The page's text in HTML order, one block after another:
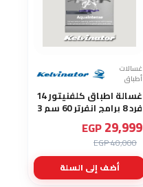
غسالات
أطباق
غسالة اطباق كلفنيتور 14
فرد 8 برامج انفرتر 60 سم 3
رفوف 5 رشاش باب فتح
تلقائي ستانلس ستيل
J7617RX
29,999
EGP
40,000 EGP
أضف إلى السلة